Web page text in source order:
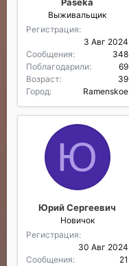
Выживальщик
Регистрация
3 Авг 2024
Сообщения
348
Поблагодарили
69
Возраст
39
Город
Ramenskoe
Ю
Юрий Сергеевич
Новичок
Регистрация
30 Авг 2024
Сообщения
21